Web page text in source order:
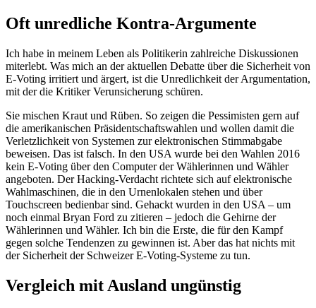
Oft unredliche Kontra-Argumente
Ich habe in meinem Leben als Politikerin zahlreiche Diskussionen
miterlebt. Was mich an der aktuellen Debatte über die Sicherheit von
E-Voting irritiert und ärgert, ist die Unredlichkeit der Argumentation,
mit der die Kritiker Verunsicherung schüren.
Sie mischen Kraut und Rüben. So zeigen die Pessimisten gern auf
die amerikanischen Präsidentschaftswahlen und wollen damit die
Verletzlichkeit von Systemen zur elektronischen Stimmabgabe
beweisen. Das ist falsch. In den USA wurde bei den Wahlen 2016
kein E-Voting über den Computer der Wählerinnen und Wähler
angeboten. Der Hacking-Verdacht richtete sich auf elektronische
Wahlmaschinen, die in den Urnenlokalen stehen und über
Touchscreen bedienbar sind. Gehackt wurden in den USA – um
noch einmal Bryan Ford zu zitieren – jedoch die Gehirne der
Wählerinnen und Wähler. Ich bin die Erste, die für den Kampf
gegen solche Tendenzen zu gewinnen ist. Aber das hat nichts mit
der Sicherheit der Schweizer E-Voting-Systeme zu tun.
Vergleich mit Ausland ungünstig